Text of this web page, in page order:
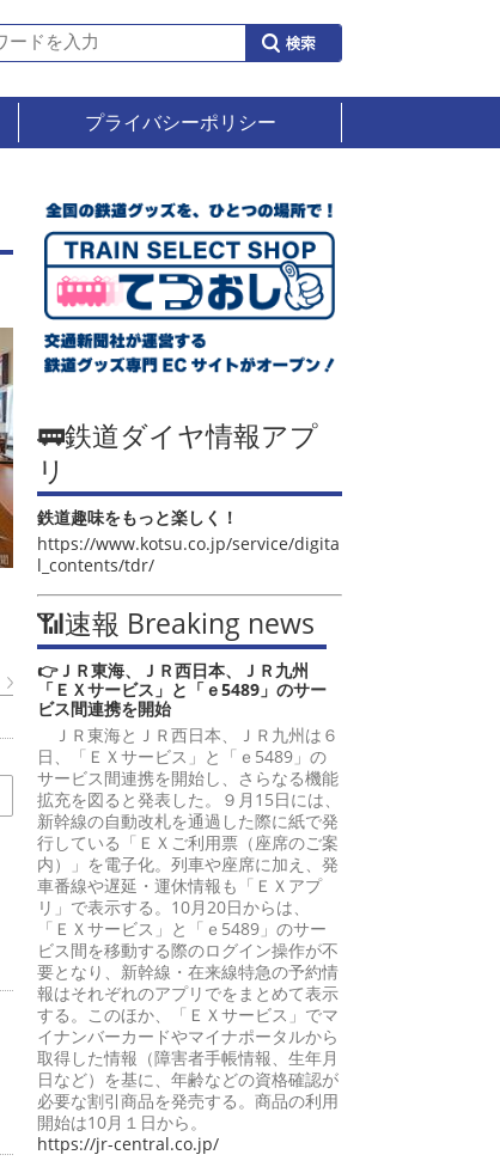
プライバシーポリシー
🚃鉄道ダイヤ情報アプ
リ
鉄道趣味をもっと楽しく！
https://www.kotsu.co.jp/service/digita
l_contents/tdr/
📶速報 Breaking news
👉ＪＲ東海、ＪＲ西日本、ＪＲ九州
「ＥＸサービス」と「ｅ5489」のサー
ビス間連携を開始
ＪＲ東海とＪＲ西日本、ＪＲ九州は６
日、「ＥＸサービス」と「ｅ5489」の
サービス間連携を開始し、さらなる機能
拡充を図ると発表した。９月15日には、
新幹線の自動改札を通過した際に紙で発
行している「ＥＸご利用票（座席のご案
内）」を電子化。列車や座席に加え、発
車番線や遅延・運休情報も「ＥＸアプ
リ」で表示する。10月20日からは、
「ＥＸサービス」と「ｅ5489」のサー
ビス間を移動する際のログイン操作が不
要となり、新幹線・在来線特急の予約情
報はそれぞれのアプリでをまとめて表示
する。このほか、「ＥＸサービス」でマ
イナンバーカードやマイナポータルから
取得した情報（障害者手帳情報、生年月
日など）を基に、年齢などの資格確認が
必要な割引商品を発売する。商品の利用
開始は10月１日から。
https://jr-central.co.jp/